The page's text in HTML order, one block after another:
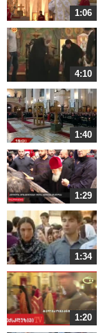
1:06
4:10
1:40
1:29
1:34
1:20